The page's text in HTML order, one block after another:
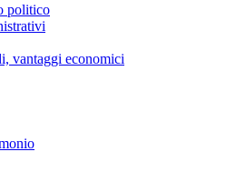
politico
vantaggi economici